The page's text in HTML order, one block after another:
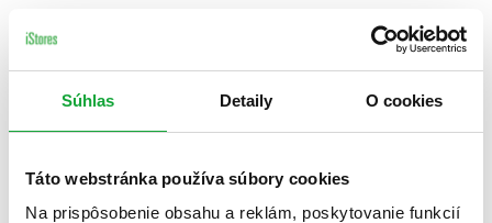
Súhlas Detaily O cookies
Táto webstránka používa súbory cookies
Na prispôsobenie obsahu a reklám, poskytovanie funkcií